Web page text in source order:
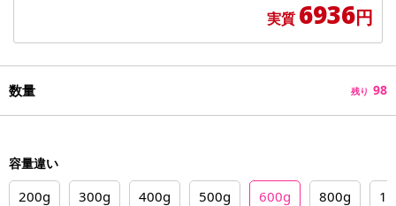
実質 6936円
数量 残り 98
容量違い
200g 300g 400g 500g 600g 800g